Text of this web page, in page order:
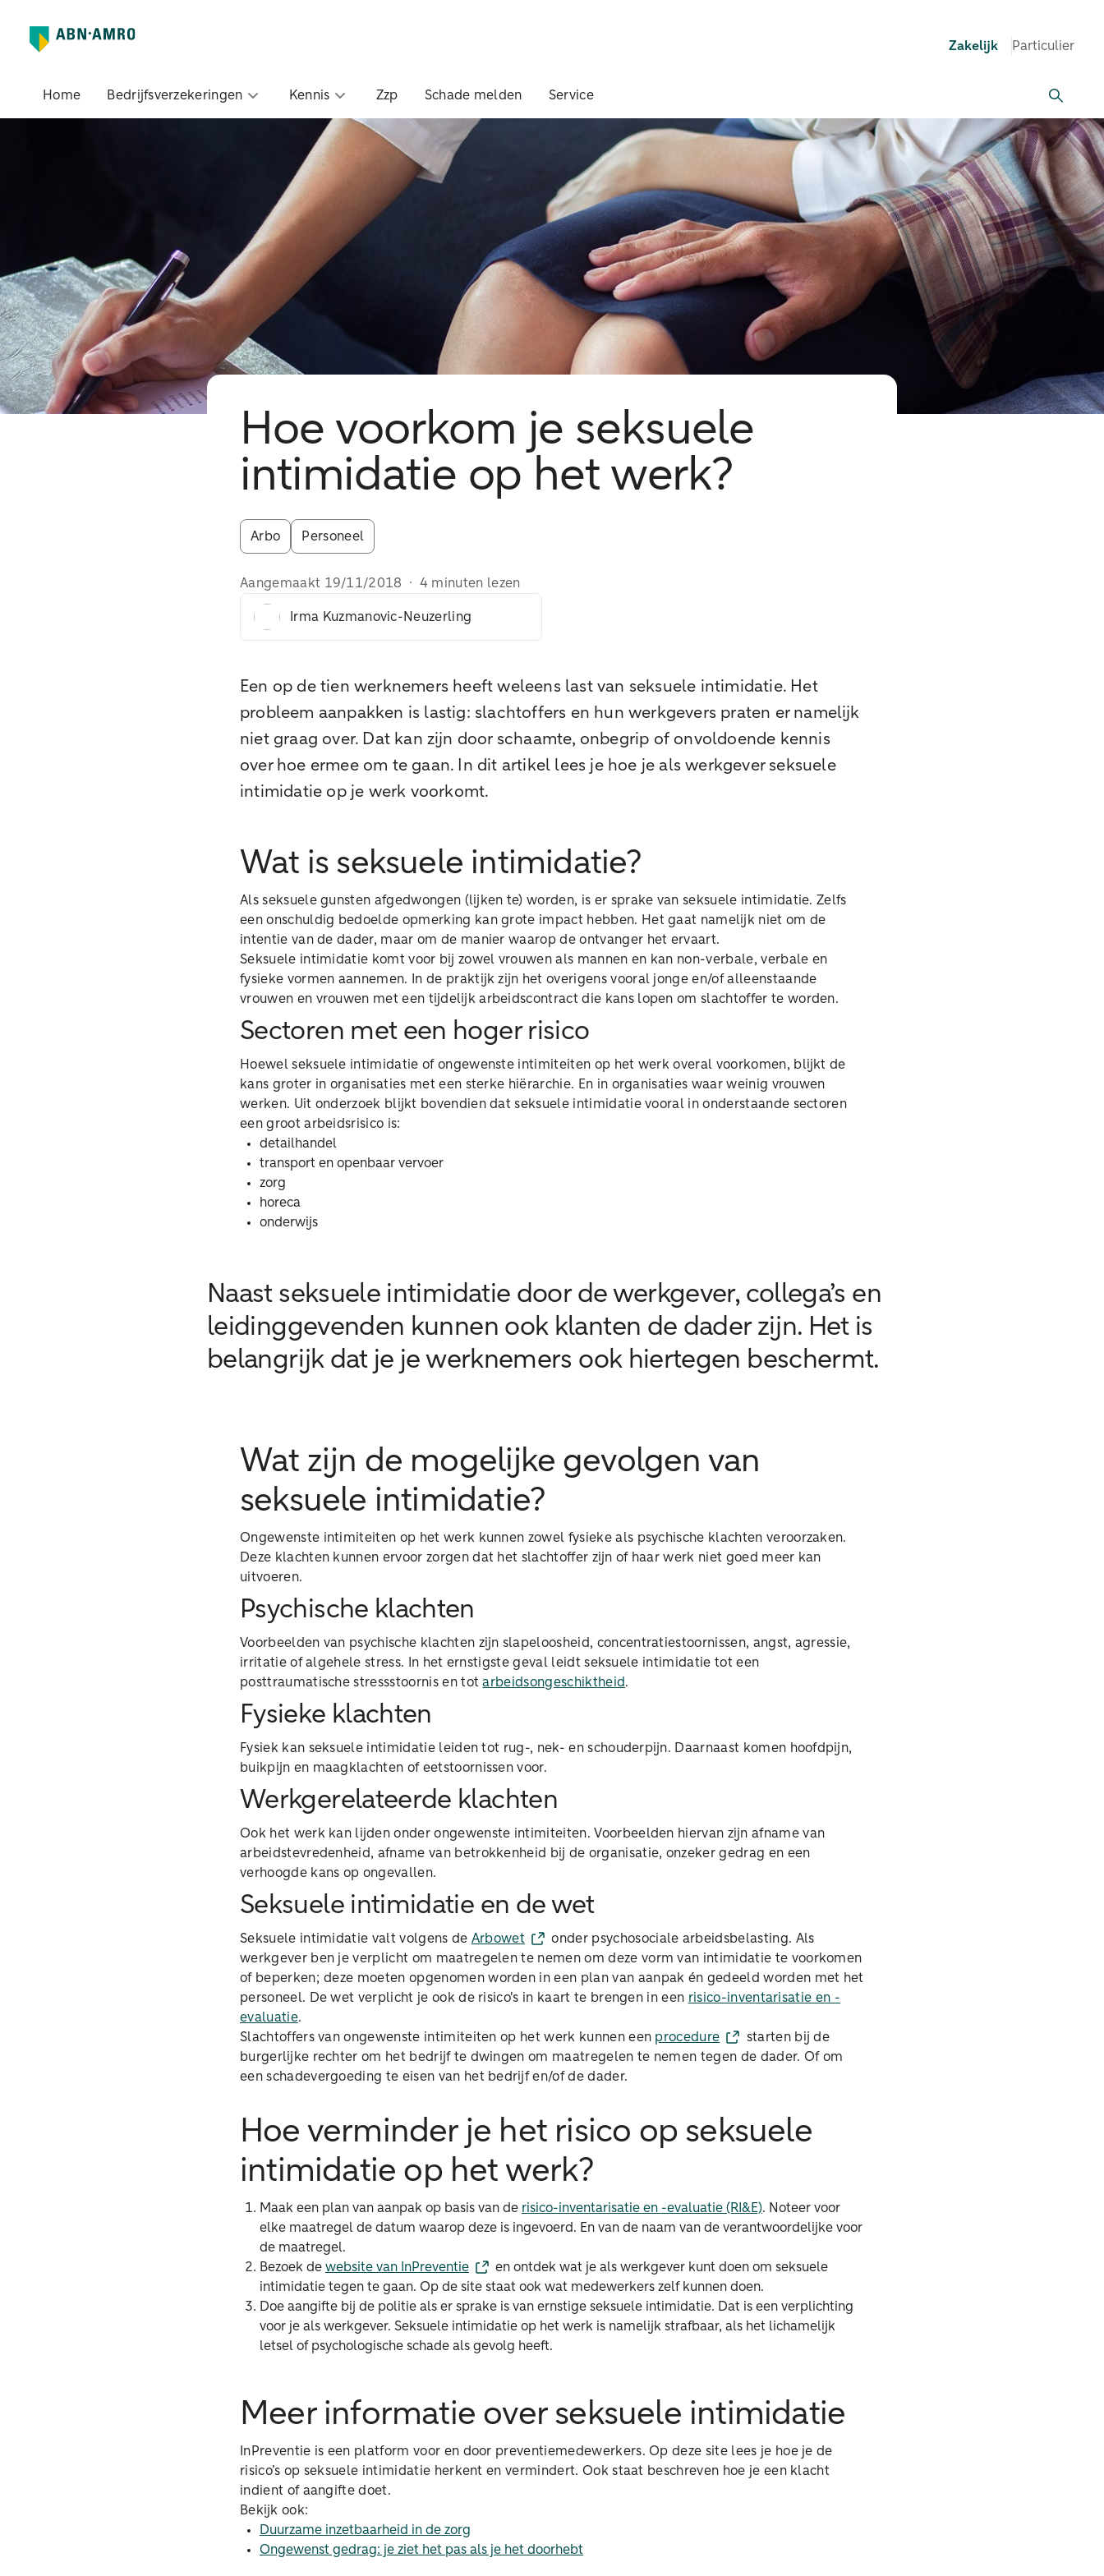
Zakelijk Particulier
Home Bedrijfsverzekeringen Kennis Zzp Schade melden Service
Hoe voorkom je seksuele
intimidatie op het werk?
Arbo Personeel
Aangemaakt 19/11/2018 · 4 minuten lezen
Irma Kuzmanovic-Neuzerling
Een op de tien werknemers heeft weleens last van seksuele intimidatie. Het
probleem aanpakken is lastig: slachtoffers en hun werkgevers praten er namelijk
niet graag over. Dat kan zijn door schaamte, onbegrip of onvoldoende kennis
over hoe ermee om te gaan. In dit artikel lees je hoe je als werkgever seksuele
intimidatie op je werk voorkomt.
Wat is seksuele intimidatie?
Als seksuele gunsten afgedwongen (lijken te) worden, is er sprake van seksuele intimidatie. Zelfs
een onschuldig bedoelde opmerking kan grote impact hebben. Het gaat namelijk niet om de
intentie van de dader, maar om de manier waarop de ontvanger het ervaart.
Seksuele intimidatie komt voor bij zowel vrouwen als mannen en kan non-verbale, verbale en
fysieke vormen aannemen. In de praktijk zijn het overigens vooral jonge en/of alleenstaande
vrouwen en vrouwen met een tijdelijk arbeidscontract die kans lopen om slachtoffer te worden.
Sectoren met een hoger risico
Hoewel seksuele intimidatie of ongewenste intimiteiten op het werk overal voorkomen, blijkt de
kans groter in organisaties met een sterke hiërarchie. En in organisaties waar weinig vrouwen
werken. Uit onderzoek blijkt bovendien dat seksuele intimidatie vooral in onderstaande sectoren
een groot arbeidsrisico is:
detailhandel
transport en openbaar vervoer
zorg
horeca
onderwijs
Naast seksuele intimidatie door de werkgever, collega’s en
leidinggevenden kunnen ook klanten de dader zijn. Het is
belangrijk dat je je werknemers ook hiertegen beschermt.
Wat zijn de mogelijke gevolgen van
seksuele intimidatie?
Ongewenste intimiteiten op het werk kunnen zowel fysieke als psychische klachten veroorzaken.
Deze klachten kunnen ervoor zorgen dat het slachtoffer zijn of haar werk niet goed meer kan
uitvoeren.
Psychische klachten
Voorbeelden van psychische klachten zijn slapeloosheid, concentratiestoornissen, angst, agressie,
irritatie of algehele stress. In het ernstigste geval leidt seksuele intimidatie tot een
posttraumatische stressstoornis en totarbeidsongeschiktheid.
Fysieke klachten
Fysiek kan seksuele intimidatie leiden tot rug-, nek- en schouderpijn. Daarnaast komen hoofdpijn,
buikpijn en maagklachten of eetstoornissen voor.
Werkgerelateerde klachten
Ook het werk kan lijden onder ongewenste intimiteiten. Voorbeelden hiervan zijn afname van
arbeidstevredenheid, afname van betrokkenheid bij de organisatie, onzeker gedrag en een
verhoogde kans op ongevallen.
Seksuele intimidatie en de wet
Seksuele intimidatie valt volgens de Arbowet
onder psychosociale arbeidsbelasting. Als
werkgever ben je verplicht om maatregelen te nemen om deze vorm van intimidatie te voorkomen
of beperken; deze moeten opgenomen worden in een plan van aanpak én gedeeld worden met het
personeel. De wet verplicht je ook de risico's in kaart te brengen in een risico-inventarisatie en -
evaluatie.
Slachtoffers van ongewenste intimiteiten op het werk kunnen een procedure
starten bij de
burgerlijke rechter om het bedrijf te dwingen om maatregelen te nemen tegen de dader. Of om
een schadevergoeding te eisen van het bedrijf en/of de dader.
Hoe verminder je het risico op seksuele
intimidatie op het werk?
Maak een plan van aanpak op basis van de risico-inventarisatie en -evaluatie (RI&E). Noteer voor
elke maatregel de datum waarop deze is ingevoerd. En van de naam van de verantwoordelijke voor
de maatregel.
Bezoek de website van InPreventie
en ontdek wat je als werkgever kunt doen om seksuele
intimidatie tegen te gaan. Op de site staat ook wat medewerkers zelf kunnen doen.
Doe aangifte bij de politie als er sprake is van ernstige seksuele intimidatie. Dat is een verplichting
voor je als werkgever. Seksuele intimidatie op het werk is namelijk strafbaar, als het lichamelijk
letsel of psychologische schade als gevolg heeft.
Meer informatie over seksuele intimidatie
InPreventie is een platform voor en door preventiemedewerkers. Op deze site lees je hoe je de
risico’s op seksuele intimidatie herkent en vermindert. Ook staat beschreven hoe je een klacht
indient of aangifte doet.
Bekijk ook:
Duurzame inzetbaarheid in de zorg
Ongewenst gedrag: je ziet het pas als je het doorhebt